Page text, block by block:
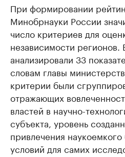
При формировании
Минобрнауки России
число критериев для
независимости
анализировали 33
словам главы
критерии были
отражающих
властей в научно-
субъекта, уровень
привлечения
условий для самих